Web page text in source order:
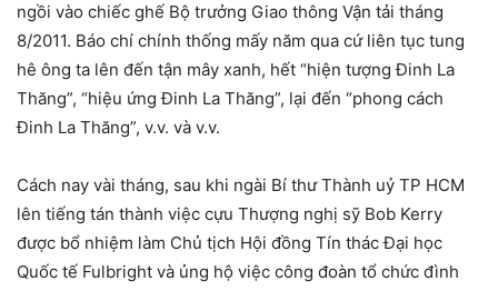
ngồi vào chiếc ghế Bộ trưởng Giao thông Vận tải tháng
8/2011. Báo chí chính thống mấy năm qua cứ liên tục tung
hê ông ta lên đến tận mây xanh, hết “hiện tượng Đinh La
Thăng”, “hiệu ứng Đinh La Thăng”, lại đến “phong cách
Đinh La Thăng”, v.v. và v.v.
Cách nay vài tháng, sau khi ngài Bí thư Thành uỷ TP HCM
lên tiếng tán thành việc cựu Thượng nghị sỹ Bob Kerry
được bổ nhiệm làm Chủ tịch Hội đồng Tín thác Đại học
Quốc tế Fulbright và ủng hộ việc công đoàn tổ chức đình